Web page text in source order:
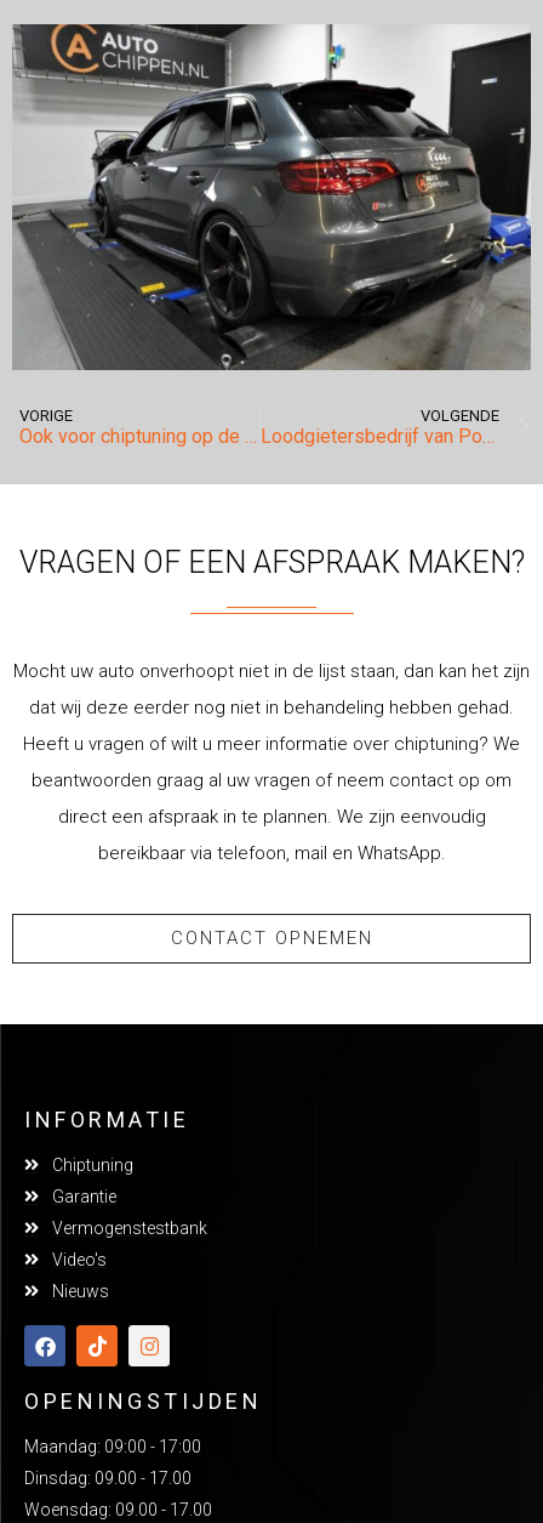
VORIGE
Ook voor chiptuning op de Peugeot RCZ met de 1.6thp motor bent u bij ons op het juiste adres!
VOLGENDE
Loodgietersbedrijf van Poppel is vanaf nu nog sneller op een spoedklus na een tuning op de Mercedes Benz Vito 3.0 V6!
VRAGEN OF EEN AFSPRAAK MAKEN?
Mocht uw auto onverhoopt niet in de lijst staan, dan kan het zijn
dat wij deze eerder nog niet in behandeling hebben gehad.
Heeft u vragen of wilt u meer informatie over chiptuning? We
beantwoorden graag al uw vragen of neem contact op om
direct een afspraak in te plannen. We zijn eenvoudig
bereikbaar via telefoon, mail en WhatsApp.
CONTACT OPNEMEN
INFORMATIE
Chiptuning
Garantie
Vermogenstestbank
Video's
Nieuws
OPENINGSTIJDEN
Maandag: 09:00 - 17:00
Dinsdag: 09.00 - 17.00
Woensdag: 09.00 - 17.00